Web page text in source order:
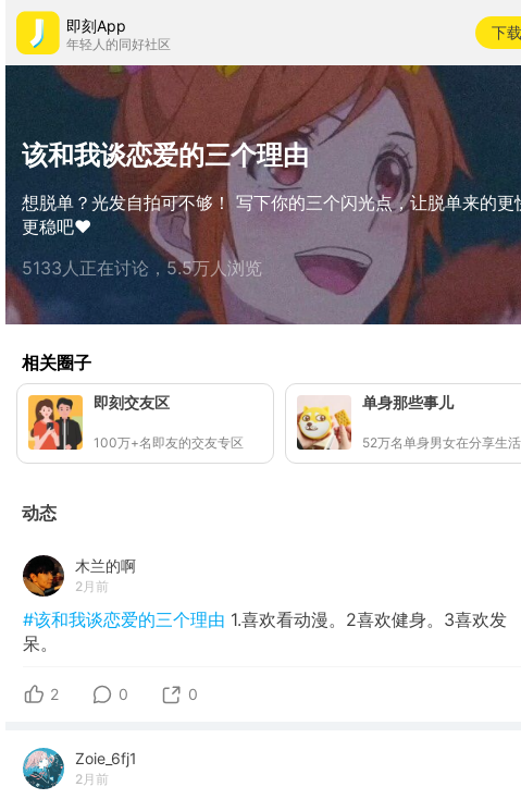
即刻App
年轻人的同好社区
下载
该和我谈恋爱的三个理由
想脱单？光发自拍可不够！ 写下你的三个闪光点，让脱单来的更
更稳吧❤️
5133人正在讨论，5.5万人浏览
相关圈子
即刻交友区
100万+名即友的交友专区
单身那些事儿
52万名单身男女在分享生活
动态
木兰的啊
2月前
#该和我谈恋爱的三个理由 1.喜欢看动漫。2喜欢健身。3喜欢发
呆。
2 0 0
Zoie_6fj1
2月前